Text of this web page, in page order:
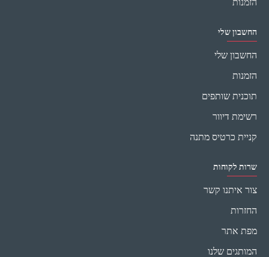
החשבון שלי
החשבון שלי
הזמנות
תוכנית שותפים
רשימת דיוור
קניית כרטיס מתנה
שרות לקוחות
צור איתנו קשר
החזרות
מפת אתר
המותגים שלנו